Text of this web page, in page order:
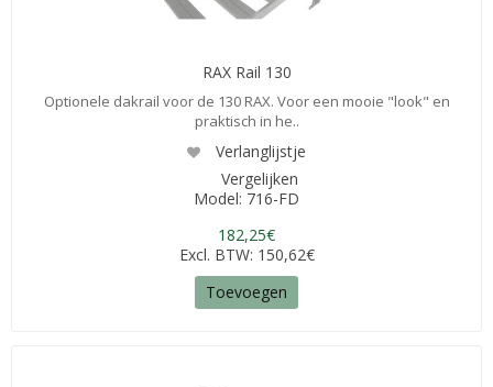
RAX Rail 130
Optionele dakrail voor de 130 RAX. Voor een mooie "look" en
praktisch in he..
Verlanglijstje
Vergelijken
Model: 716-FD
182,25€
Excl. BTW: 150,62€
Toevoegen